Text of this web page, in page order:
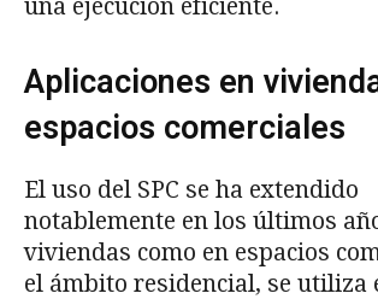
una ejecución eficiente.
Aplicaciones en
espacios comerciales
El uso del SPC se ha extendido
notablemente en los últimos
viviendas como en espacios
el ámbito residencial, se utiliza